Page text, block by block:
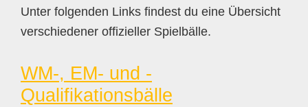
Unter folgenden Links findest du eine Übersicht
verschiedener offizieller Spielbälle.
WM-, EM- und -
Qualifikationsbälle